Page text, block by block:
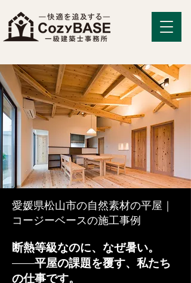
愛媛県松山市の自然素材の平屋｜
コージーベースの施工事例
断熱等級なのに、なぜ暑い。
——平屋の課題を覆す、私たち